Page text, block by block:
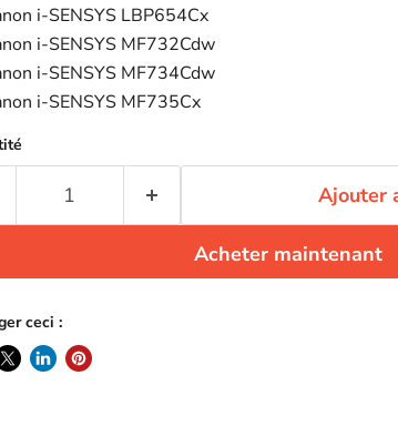
i-SENSYS LBP654Cx
i-SENSYS MF732Cdw
i-SENSYS MF734Cdw
i-SENSYS MF735Cx
Ajouter
Acheter maintenant
ceci :